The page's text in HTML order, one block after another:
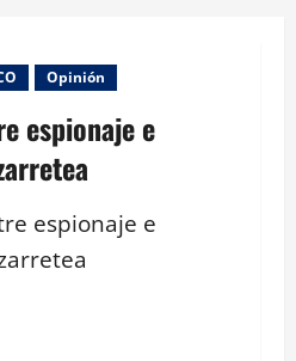
Opinión
espionaje e
espionaje e